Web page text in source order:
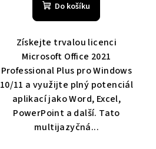
ů
Do košíku
Získejte trvalou licenci
Microsoft Office 2021
Professional Plus pro Windows
10/11 a využijte plný potenciál
aplikací jako Word, Excel,
PowerPoint a další. Tato
multijazyčná...